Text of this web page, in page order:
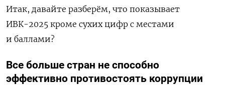
Итак, давайте разберём, что показывает
ИВК-2025 кроме сухих цифр с местами
и баллами?
Все больше стран не способно
эффективно противостоять коррупции